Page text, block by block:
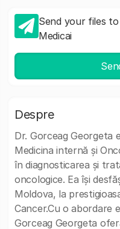
Send your files
Medicai
Despre
Dr. Gorceag Georgeta
Medicina internă și
în diagnosticarea și
oncologice. Ea își
Moldova, la
Cancer.Cu o abordare
Gorceag Georgeta